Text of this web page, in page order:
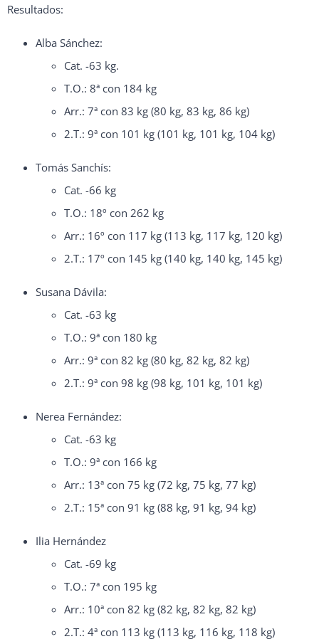
Resultados:
Alba Sánchez:
Cat. -63 kg.
T.O.: 8ª con 184 kg
Arr.: 7ª con 83 kg (80 kg, 83 kg, 86 kg)
2.T.: 9ª con 101 kg (101 kg, 101 kg, 104 kg)
Tomás Sanchís:
Cat. -66 kg
T.O.: 18º con 262 kg
​Arr.: 16º con 117 kg (113 kg, 117 kg, 120 kg)
2.T.: 17º con 145 kg (140 kg, 140 kg, 145 kg)
Susana Dávila:
Cat. -63 kg
T.O.: 9ª con 180 kg
Arr.: 9ª con 82 kg (80 kg, 82 kg, 82 kg)
2.T.: 9ª con 98 kg (98 kg, 101 kg, 101 kg)
Nerea Fernández:
Cat. -63 kg
T.O.: 9ª con 166 kg
Arr.: 13ª con 75 kg (72 kg, 75 kg, 77 kg)
2.T.: 15ª con 91 kg (88 kg, 91 kg, 94 kg)
Ilia Hernández
Cat. -69 kg
T.O.: 7ª con 195 kg
Arr.: 10ª con 82 kg (82 kg, 82 kg, 82 kg)
2.T.: 4ª con 113 kg (113 kg, 116 kg, 118 kg)